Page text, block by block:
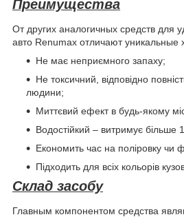
Преимущества
От других аналогичных средств для
авто Renumax отличают уникальные
Не має неприємного запаху;
Не токсичний, відповідно
людини;
Миттєвий ефект в будь-якому
Водостійкий – витримує більше
Економить час на поліровку чи
Підходить для всіх кольорів
Склад засобу
Главным компонентом средства